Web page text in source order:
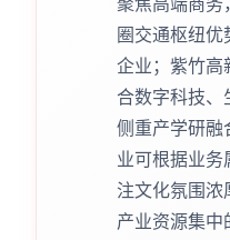
圈交通枢纽
企业；紫竹高
合数字科技、
侧重产学研融
业可根据业务
注文化氛围浓
产业资源集中